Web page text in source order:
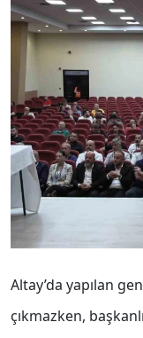
Altay’da yapılan
çıkmazken,